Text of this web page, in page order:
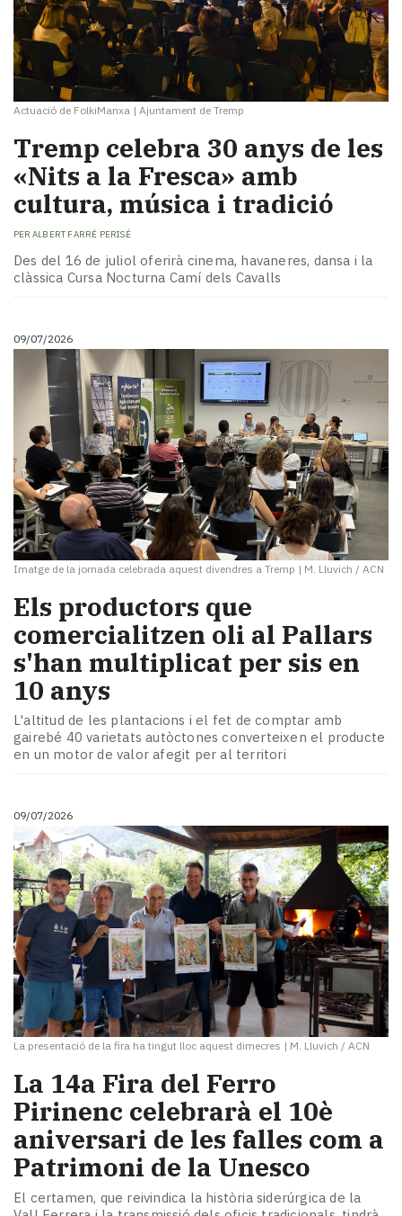
Actuació de FolkiManxa | Ajuntament de Tremp
Tremp celebra 30 anys de les
«Nits a la Fresca» amb
cultura, música i tradició
PER ALBERT FARRÉ PERISÉ
Des del 16 de juliol oferirà cinema, havaneres, dansa i la
clàssica Cursa Nocturna Camí dels Cavalls
09/07/2026
Imatge de la jornada celebrada aquest divendres a Tremp | M. Lluvich / ACN
Els productors que
comercialitzen oli al Pallars
s'han multiplicat per sis en
10 anys
L'altitud de les plantacions i el fet de comptar amb
gairebé 40 varietats autòctones converteixen el producte
en un motor de valor afegit per al territori
09/07/2026
La presentació de la fira ha tingut lloc aquest dimecres | M. Lluvich / ACN
La 14a Fira del Ferro
Pirinenc celebrarà el 10è
aniversari de les falles com a
Patrimoni de la Unesco
El certamen, que reivindica la història siderúrgica de la